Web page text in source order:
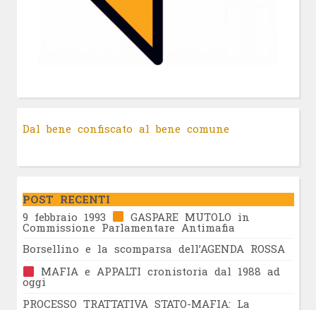
Dal bene confiscato al bene comune
POST RECENTI
9 febbraio 1993
GASPARE MUTOLO in
Commissione Parlamentare Antimafia
Borsellino e la scomparsa dell’AGENDA ROSSA
MAFIA e APPALTI cronistoria dal 1988 ad
oggi
PROCESSO TRATTATIVA STATO-MAFIA: La